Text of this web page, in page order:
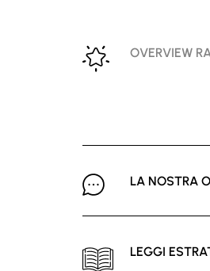
OVERVIEW
LA NOSTRA
LEGGI